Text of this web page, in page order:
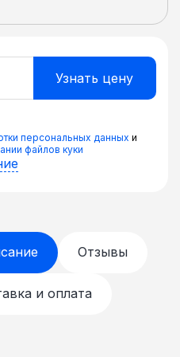
регулируемые
шкафа
виде в
персональных данных и
файлов куки
Отзывы
и оплата